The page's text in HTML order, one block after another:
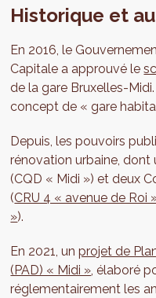
Historique et
En 2016, le
Capitale a approuvé le
de la gare Bruxelles-
concept de « gare
Depuis, les pouvoirs
rénovation urbaine, dont
(CQD « Midi ») et deux
(CRU 4 « avenue de Roi
»).
En 2021, unprojet de
(PAD) « Midi », élaboré
réglementairement les